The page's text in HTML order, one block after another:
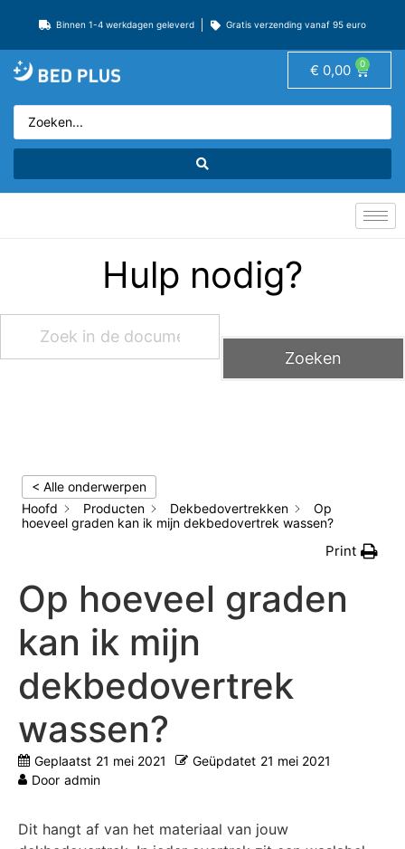
Binnen 1-4 werkdagen geleverd Gratis verzending vanaf 95 euro
€ 0,00 0
Hulp nodig?
Zoeken
< Alle onderwerpen
Hoofd
Producten Dekbedovertrekken
Op
hoeveel graden kan ik mijn dekbedovertrek wassen?
Print
Op hoeveel graden
kan ik mijn
dekbedovertrek
wassen?
Geplaatst 21 mei 2021 Geüpdatet 21 mei 2021
Door admin
Dit hangt af van het materiaal van jouw